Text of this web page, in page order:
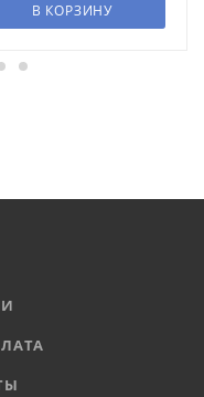
В КОРЗИНУ